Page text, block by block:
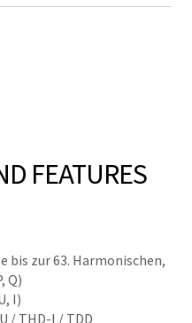
FEATURES
bis zur 63. Harmonischen,
Q)
I)